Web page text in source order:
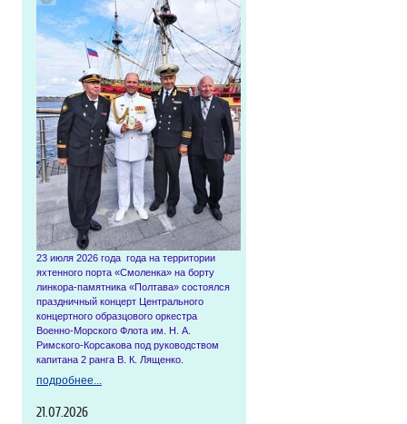
23 июля 2026 года года на территории
яхтенного порта «Смоленка» на борту
линкора-памятника «Полтава» состоялся
праздничный концерт Центрального
концертного образцового оркестра
Военно-Морского Флота им. Н. А.
Римского-Корсакова под руководством
капитана 2 ранга В. К. Лященко.
подробнее...
21.07.2026